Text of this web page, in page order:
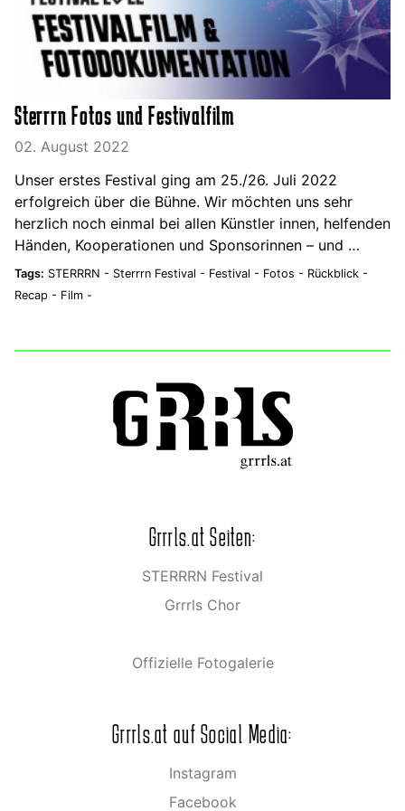
Sterrrn Fotos und Festivalfilm
02. August 2022
Unser erstes Festival ging am 25./26. Juli 2022
erfolgreich über die Bühne. Wir möchten uns sehr
herzlich noch einmal bei allen Künstler innen, helfenden
Händen, Kooperationen und Sponsorinnen – und …
Tags: STERRRN - Sterrrn Festival - Festival - Fotos - Rückblick -
Recap - Film -
Grrrls.at Seiten:
STERRRN Festival
Grrrls Chor
Offizielle Fotogalerie
Grrrls.at auf Social Media:
Instagram
Facebook